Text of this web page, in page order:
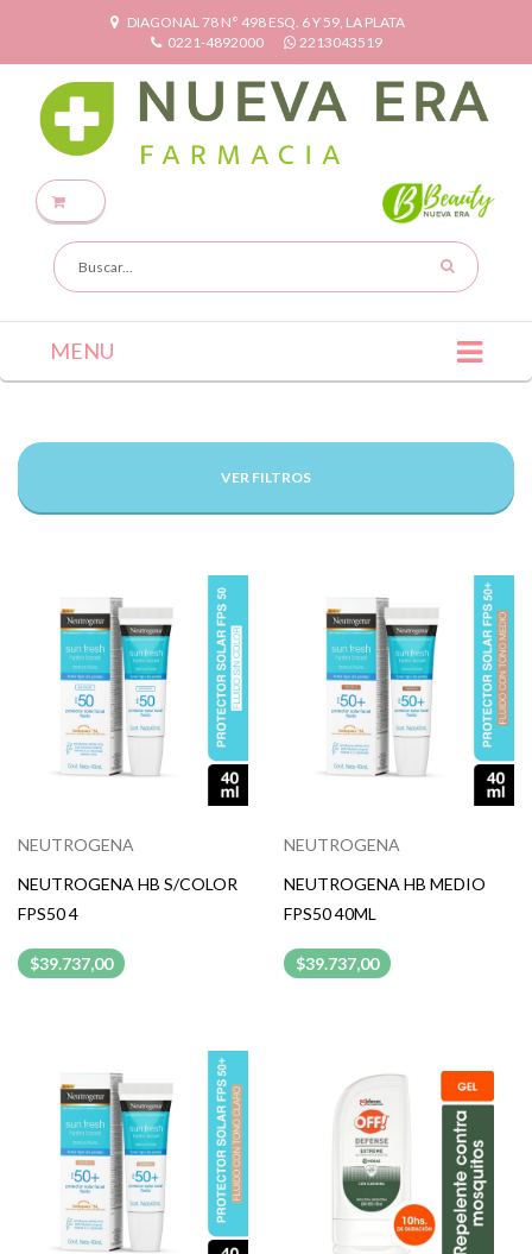
DIAGONAL 78 N° 498 ESQ. 6 Y 59, LA PLATA
0221-4892000
2213043519
MENU
VER FILTROS
NEUTROGENA
NEUTROGENA HB S/COLOR
FPS50 4
$39.737,00
NEUTROGENA
NEUTROGENA HB MEDIO
FPS50 40ML
$39.737,00